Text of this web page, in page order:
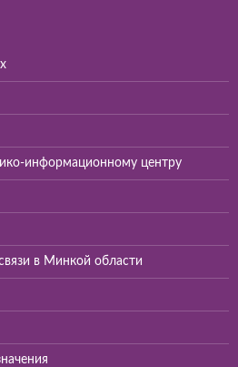
информационному центру
в Минкой области